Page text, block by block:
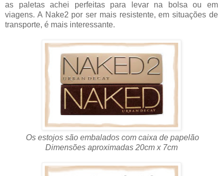
as paletas achei perfeitas para levar na bolsa ou em
viagens. A Nake2 por ser mais resistente, em situações de
transporte, é mais interessante.
Os estojos são embalados com caixa de papelão
Dimensões aproximadas 20cm x 7cm